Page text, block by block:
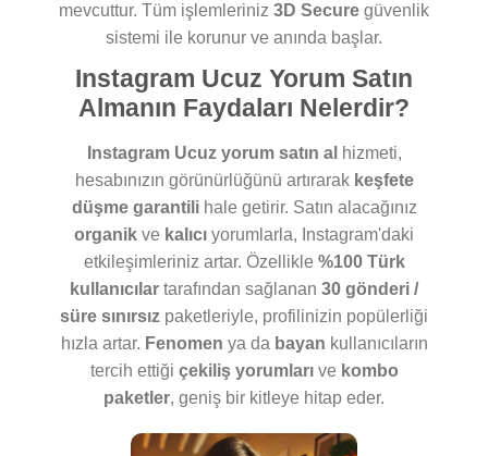
mevcuttur. Tüm işlemleriniz 3D Secure güvenlik
sistemi ile korunur ve anında başlar.
Instagram Ucuz Yorum Satın
Almanın Faydaları Nelerdir?
Instagram Ucuz yorum satın al hizmeti,
hesabınızın görünürlüğünü artırarak keşfete
düşme garantilihale getirir. Satın alacağınız
organik ve kalıcı yorumlarla, Instagram'daki
etkileşimleriniz artar. Özellikle %100 Türk
kullanıcılar tarafından sağlanan 30 gönderi /
süre sınırsız paketleriyle, profilinizin popülerliği
hızla artar. Fenomen ya da bayan kullanıcıların
tercih ettiği çekiliş yorumlarıve kombo
paketler, geniş bir kitleye hitap eder.